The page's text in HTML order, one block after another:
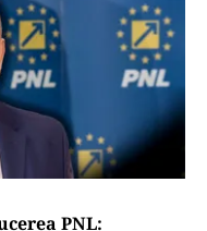
PNL: